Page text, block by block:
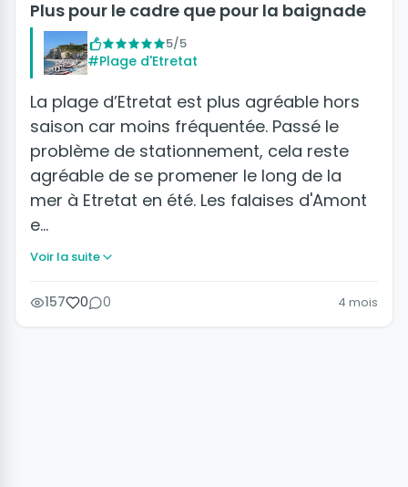
Plus pour le cadre que pour la baignade
5/5
#Plage d'Etretat
La plage d’Etretat est plus agréable hors
saison car moins fréquentée. Passé le
problème de stationnement, cela reste
agréable de se promener le long de la
mer à Etretat en été. Les falaises d'Amont
e…
Voir la suite
157 0 0 4 mois